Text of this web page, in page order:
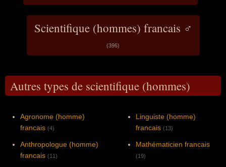
Scientifique (hommes) francais ♂
(396)
Autres types de scientifique (hommes)
Agronome (homme)
francais (4)
Anthropologue (homme)
francais (11)
Linguiste (homme)
francais (13)
Mathématicien francais
(19)